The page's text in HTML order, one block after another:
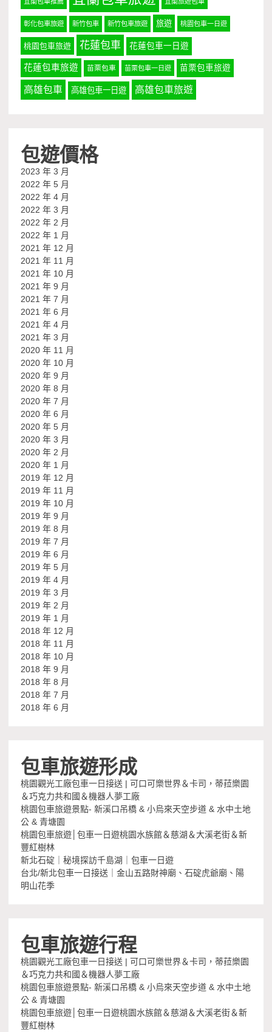
彰化包車旅遊 新竹包車 新竹包車旅遊 旅遊 桃園包車一日遊
桃園包車旅遊 花蓮包車 花蓮包車一日遊
花蓮包車旅遊 苗栗包車 苗栗包車一日遊 苗栗包車旅遊
高雄包車 高雄包車一日遊 高雄包車旅遊
包遊價格
2023 年 3 月
2022 年 5 月
2022 年 4 月
2022 年 3 月
2022 年 2 月
2022 年 1 月
2021 年 12 月
2021 年 11 月
2021 年 10 月
2021 年 9 月
2021 年 7 月
2021 年 6 月
2021 年 4 月
2021 年 3 月
2020 年 11 月
2020 年 10 月
2020 年 9 月
2020 年 8 月
2020 年 7 月
2020 年 6 月
2020 年 5 月
2020 年 3 月
2020 年 2 月
2020 年 1 月
2019 年 12 月
2019 年 11 月
2019 年 10 月
2019 年 9 月
2019 年 8 月
2019 年 7 月
2019 年 6 月
2019 年 5 月
2019 年 4 月
2019 年 3 月
2019 年 2 月
2019 年 1 月
2018 年 12 月
2018 年 11 月
2018 年 10 月
2018 年 9 月
2018 年 8 月
2018 年 7 月
2018 年 6 月
包車旅遊形成
桃園觀光工廠包車一日接送 | 可口可樂世界＆卡司，蒂菈樂園
＆巧克力共和國＆機器人夢工廠
桃園包車旅遊景點- 新溪口吊橋 & 小烏來天空步道 & 水中土地
公 & 青塘園
桃園包車旅遊│包車一日遊桃園水族館＆慈湖＆大溪老街＆新
豐紅樹林
新北石碇｜秘境探訪千島湖｜包車一日遊
台北/新北包車一日接送｜金山五路財神廟、石碇虎爺廟、陽
明山花季
包車旅遊行程
桃園觀光工廠包車一日接送 | 可口可樂世界＆卡司，蒂菈樂園
＆巧克力共和國＆機器人夢工廠
桃園包車旅遊景點- 新溪口吊橋 & 小烏來天空步道 & 水中土地
公 & 青塘園
桃園包車旅遊│包車一日遊桃園水族館＆慈湖＆大溪老街＆新
豐紅樹林